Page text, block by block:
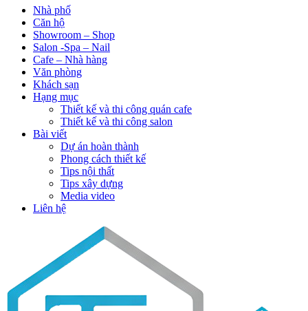
Nhà phố
Căn hộ
Showroom – Shop
Salon -Spa – Nail
Cafe – Nhà hàng
Văn phòng
Khách sạn
Hạng mục
Thiết kế và thi công quán cafe
Thiết kế và thi công salon
Bài viết
Dự án hoàn thành
Phong cách thiết kế
Tips nội thất
Tips xây dựng
Media video
Liên hệ